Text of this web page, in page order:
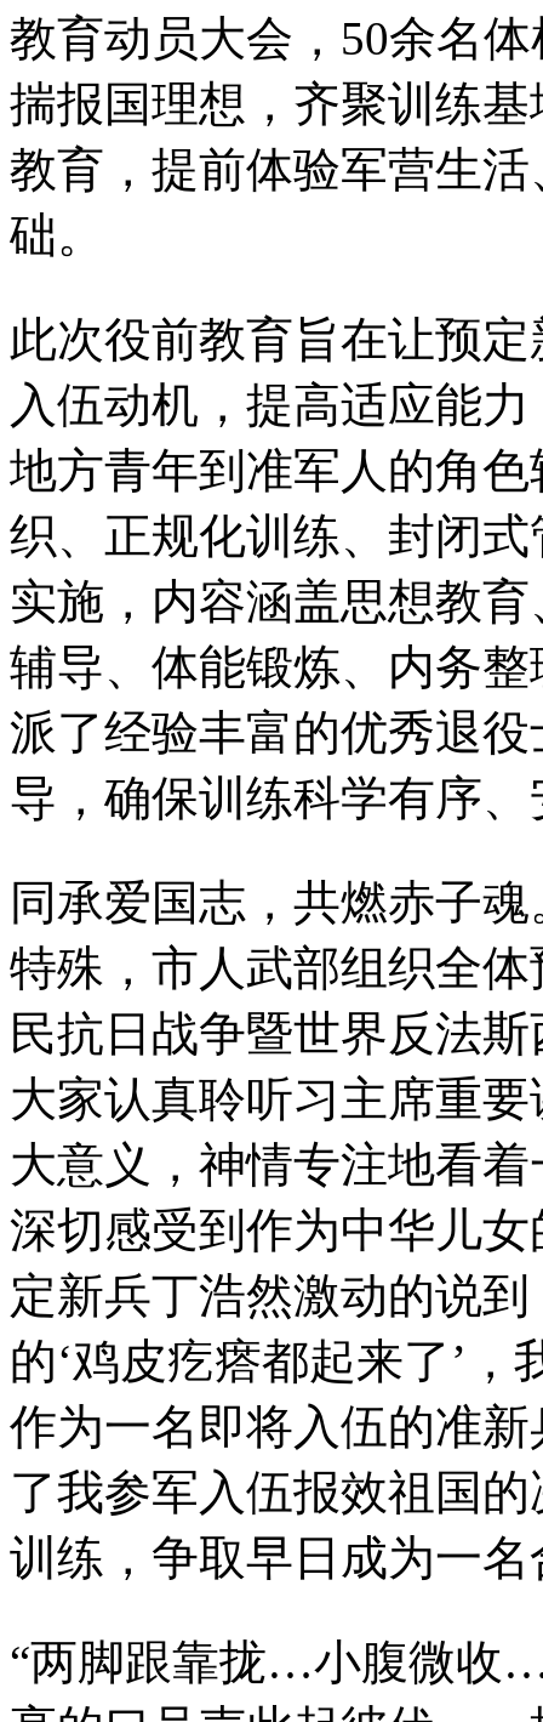
教育动员大会，50余名
揣报国理想，齐聚训练
教育，提前体验军营生
础。
此次役前教育旨在让预
入伍动机，提高适应能
地方青年到准军人的角
织、正规化训练、封闭
实施，内容涵盖思想教
辅导、体能锻炼、内务
派了经验丰富的优秀退
导，确保训练科学有序
同承爱国志，共燃赤子
特殊，市人武部组织全
民抗日战争暨世界反法
大家认真聆听习主席重
大意义，神情专注地看
深切感受到作为中华儿
定新兵丁浩然激动的说
的‘鸡皮疙瘩都起来了’
作为一名即将入伍的准
了我参军入伍报效祖国
训练，争取早日成为一
“两脚跟靠拢…小腹微收